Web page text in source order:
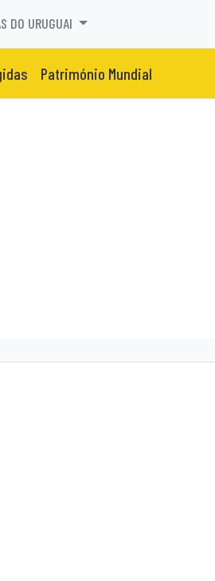
DO URUGUAI
Património Mundial